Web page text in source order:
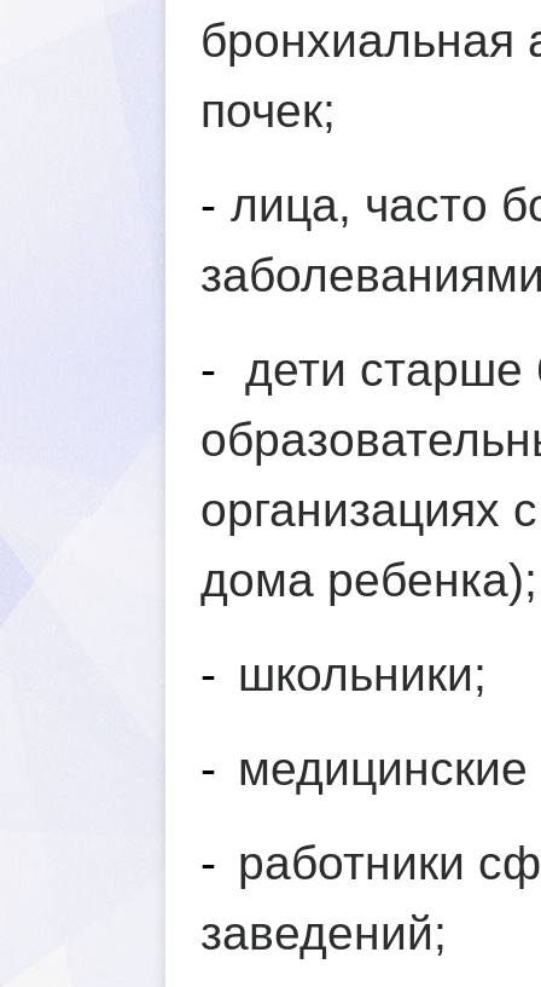
ронхиальная
почек;
- лица, часто
- дети
организациях
дома ребенка);
- школьники;
- медицинские
- работники
заведений;